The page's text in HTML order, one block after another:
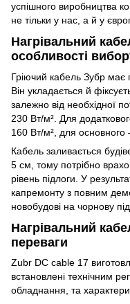
успішного виробництва
не тільки у нас, а й у
Нагрівальний
особливості
Гріючий кабель Зубр має
Він укладається й
залежно від необхідної
230 Вт/м². Для
160 Вт/м², для
Кабель заливається
5 см, тому потрібно
рівень підлоги. У
капремонту з повним
новобудові на чорнову
Нагрівальний
переваги
Zubr DC cable 17
встановлені технічним
обладнання, та